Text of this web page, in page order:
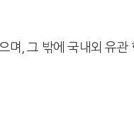
, 그 밖에 국내외 유관